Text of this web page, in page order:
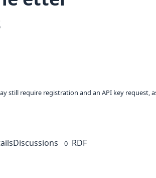
still require registration and an API key
Discussions 0 RDF